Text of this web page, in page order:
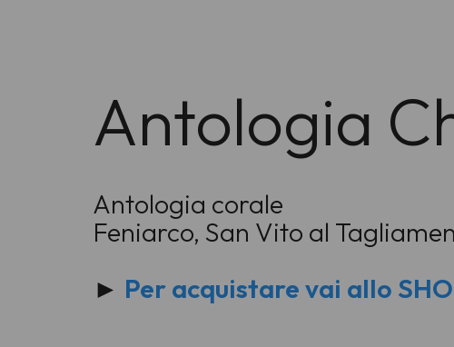
Antologia
Antologia corale
Feniarco, San Vito al
► Per acquistare vai allo